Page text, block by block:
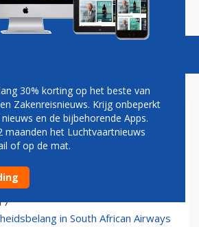
Podcasts Vacatures
vlucht Nederlandse
in South African Airways
30% korting op het beste van
Zakenreisnieuws. Krijg onbeperkt
en de bijbehorende Apps.
maanden het Luchtvaartnieuws
of op de mat.